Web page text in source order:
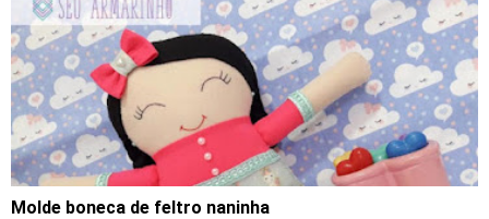
Molde boneca de feltro naninha